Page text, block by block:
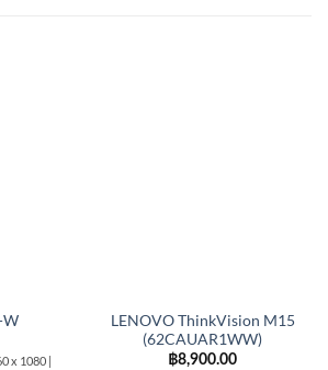
W
x 1080 |
LENOVO ThinkVision M15
(62CAUAR1WW)
฿8,900.00